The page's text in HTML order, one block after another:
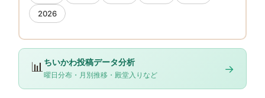
2026
📊 ちいかわ投稿データ分析
曜日分布・月別推移・殿堂入りなど →